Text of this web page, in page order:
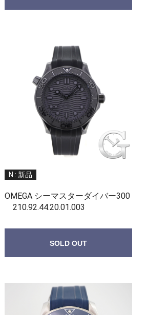
N : 新品
OMEGA シーマスターダイバー300
210.92.44.20.01.003
SOLD OUT